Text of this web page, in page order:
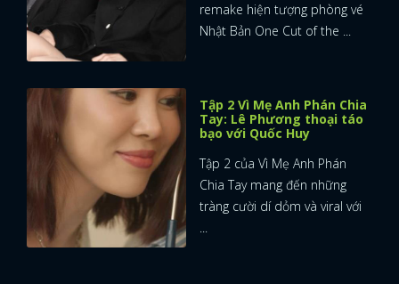
remake hiện tượng phòng vé
Nhật Bản One Cut of the ...
Tập 2 Vì Mẹ Anh Phán Chia
Tay: Lê Phương thoại táo
bạo với Quốc Huy
Tập 2 của Vì Mẹ Anh Phán
Chia Tay mang đến những
tràng cười dí dỏm và viral với
...